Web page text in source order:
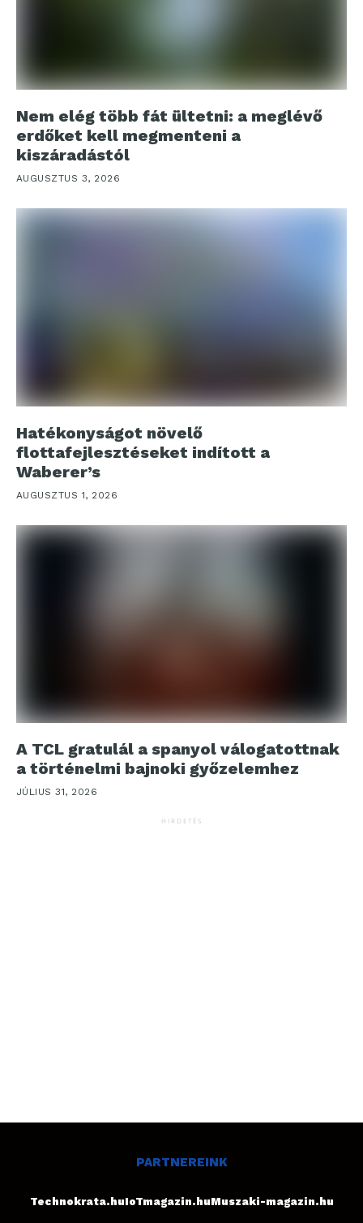
Nem elég több fát ültetni: a meglévő
erdőket kell megmenteni a
kiszáradástól
AUGUSZTUS 3, 2026
Hatékonyságot növelő
flottafejlesztéseket indított a
Waberer’s
AUGUSZTUS 1, 2026
A TCL gratulál a spanyol válogatottnak
a történelmi bajnoki győzelemhez
JÚLIUS 31, 2026
HIRDETÉS
PARTNEREINK
Technokrata.huIoTmagazin.huMuszaki-magazin.hu